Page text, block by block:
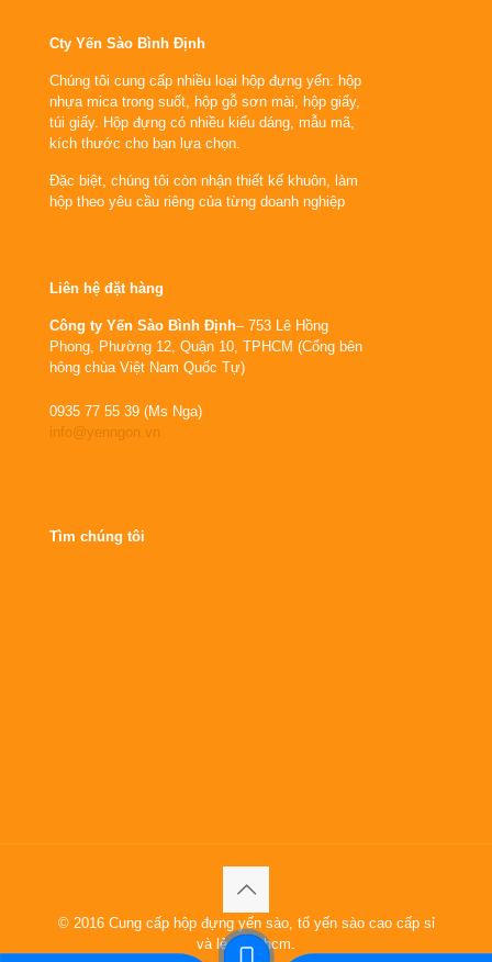
Cty Yến Sào Bình Định
Chúng tôi cung cấp nhiều loại hộp đựng yến: hộp
nhựa mica trong suốt, hộp gỗ sơn mài, hộp giấy,
túi giấy. Hộp đựng có nhiều kiểu dáng, mẫu mã,
kích thước cho bạn lựa chọn.
Đặc biệt, chúng tôi còn nhận thiết kế khuôn, làm
hộp theo yêu cầu riêng của từng doanh nghiệp
Liên hệ đặt hàng
Công ty Yến Sào Bình Định– 753 Lê Hồng
Phong, Phường 12, Quận 10, TPHCM (Cổng bên
hông chùa Việt Nam Quốc Tự)
0935 77 55 39 (Ms Nga)
info@yenngon.vn
Tìm chúng tôi
© 2016 Cung cấp hộp đựng yến sào, tổ yến sào cao cấp sỉ
và lẻ tại tphcm.